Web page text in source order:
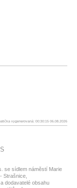
vygenerovaná: 00:30:15 06.08.2026
se sídlem náměstí Marie
Strašnice,
dodavatelé obsahu